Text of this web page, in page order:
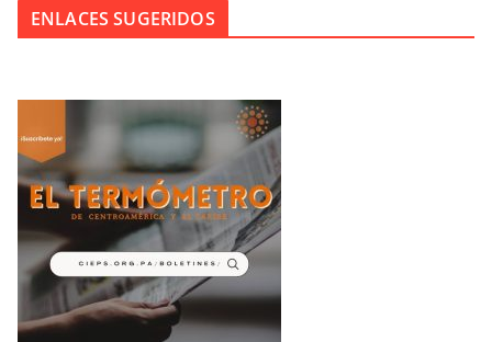
ENLACES SUGERIDOS